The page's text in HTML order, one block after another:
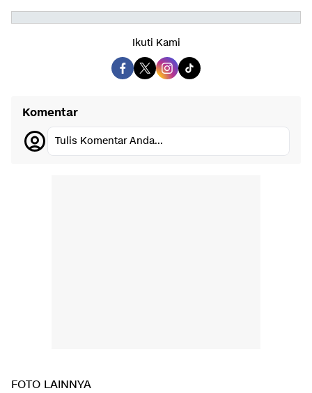
Ikuti Kami
Komentar
Tulis Komentar Anda...
FOTO LAINNYA